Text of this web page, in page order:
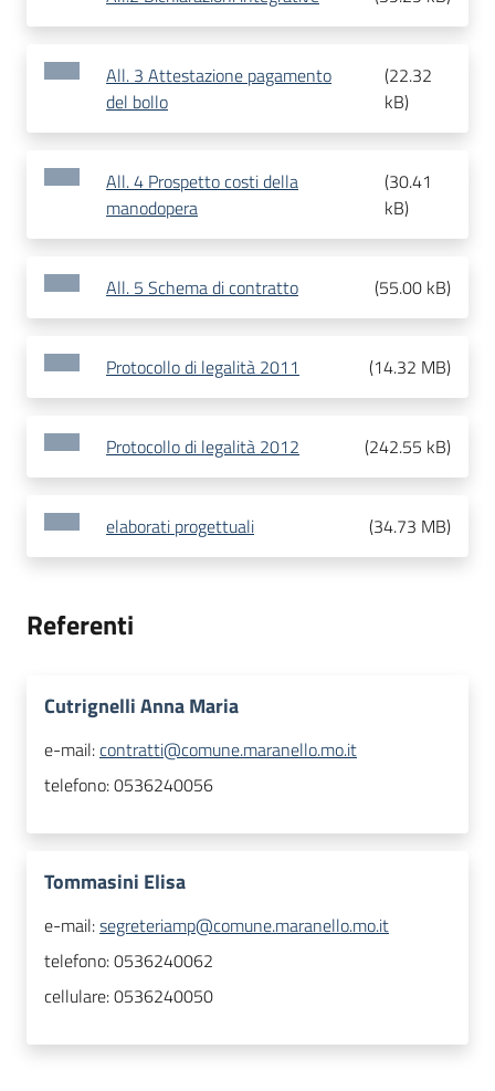
All. 3 Attestazione pagamento
del bollo
(22.32
kB)
All. 4 Prospetto costi della
manodopera
(30.41
kB)
All. 5 Schema di contratto (55.00 kB)
Protocollo di legalità 2011 (14.32 MB)
Protocollo di legalità 2012 (242.55 kB)
elaborati progettuali (34.73 MB)
Referenti
Cutrignelli Anna Maria
e-mail:contratti@comune.maranello.mo.it
telefono:0536240056
Tommasini Elisa
e-mail:segreteriamp@comune.maranello.mo.it
telefono:0536240062
cellulare:0536240050